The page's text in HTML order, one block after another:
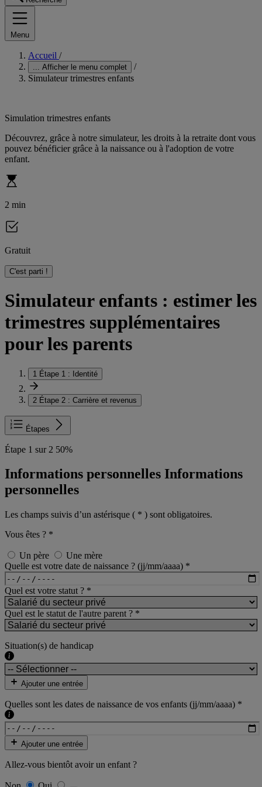
Menu
Accueil /
Afficher le menu complet
/
Simulateur trimestres enfants
Simulation trimestres enfants
Découvrez, grâce à notre simulateur, les droits à la retraite dont vous
pouvez bénéficier grâce à la naissance ou à l'adoption de votre
enfant.
2 min
Gratuit
C'est parti !
Simulateur enfants : estimer les
trimestres supplémentaires
pour les parents
1 Étape 1 : Identité
2 Étape 2 : Carrière et revenus
Étapes
Étape 1 sur 2 50%
Informations personnelles Informations
personnelles
Les champs suivis d’un astérisque ( * ) sont obligatoires.
Vous êtes ? *
Un père
Une mère
Quelle est votre date de naissance ? (jj/mm/aaaa) *
Quel est votre statut ? *
Quel est le statut de l'autre parent ? *
Situation(s) de handicap
Ajouter une entrée
Quelles sont les dates de naissance de vos enfants (jj/mm/aaaa) *
Ajouter une entrée
Allez-vous bientôt avoir un enfant ?